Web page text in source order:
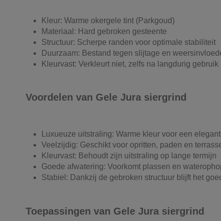
Kleur: Warme okergele tint (Parkgoud)
Materiaal: Hard gebroken gesteente
Structuur: Scherpe randen voor optimale stabiliteit
Duurzaam: Bestand tegen slijtage en
Kleurvast: Verkleurt niet, zelfs na langdurig gebruik
Voordelen van Gele Jura siergrind
Luxueuze uitstraling: Warme kleur voor een
Veelzijdig: Geschikt voor opritten, paden en
Kleurvast: Behoudt zijn uitstraling op lange termijn
Goede afwatering: Voorkomt plassen en
Stabiel: Dankzij de gebroken structuur blijft het
Toepassingen van Gele Jura siergrind